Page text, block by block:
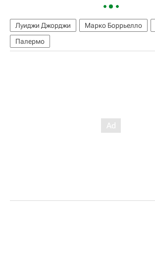
Луиджи Джорджи Марко Боррьелло
Палермо